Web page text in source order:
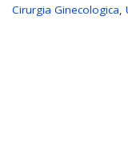
Cirurgia Ginecologica,